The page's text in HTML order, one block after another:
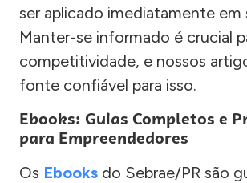
ser aplicado imediatamente em
Manter-se informado é crucial
competitividade, e nossos
fonte confiável para isso.
Ebooks: Guias Completos e
para Empreendedores
Os Ebooks do Sebrae/PR são